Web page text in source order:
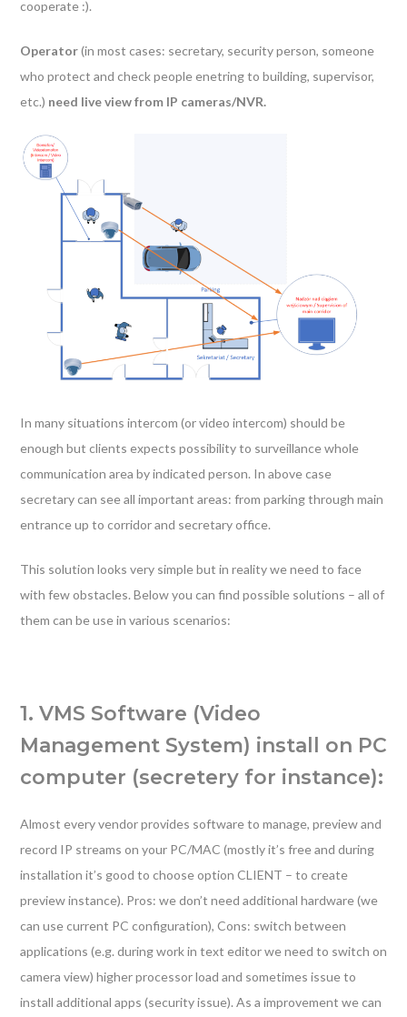
cooperate :).
Operator(in most cases: secretary, security person, someone
who protect and check people enetring to building, supervisor,
etc.) need live view from IP cameras/NVR.
In many situations intercom (or video intercom) should be
enough but clients expects possibility to surveillance whole
communication area by indicated person. In above case
secretary can see all important areas: from parking through main
entrance up to corridor and secretary office.
This solution looks very simple but in reality we need to face
with few obstacles. Below you can find possible solutions – all of
them can be use in various scenarios:
1. VMS Software (Video
Management System) install on PC
computer (secretery for instance):
Almost every vendor provides software to manage, preview and
record IP streams on your PC/MAC (mostly it’s free and during
installation it’s good to choose option CLIENT – to create
preview instance). Pros: we don’t need additional hardware (we
can use current PC configuration), Cons: switch between
applications (e.g. during work in text editor we need to switch on
camera view) higher processor load and sometimes issue to
install additional apps (security issue). As a improvement we can